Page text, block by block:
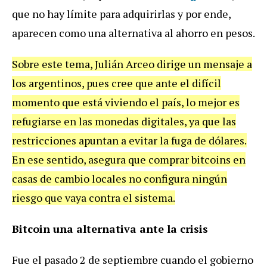
que no hay límite para adquirirlas y por ende,
aparecen como una alternativa al ahorro en pesos.
Sobre este tema, Julián Arceo dirige un mensaje a
los argentinos, pues cree que ante el difícil
momento que está viviendo el país, lo mejor es
refugiarse en las monedas digitales, ya que las
restricciones apuntan a evitar la fuga de dólares.
En ese sentido, asegura que comprar bitcoins en
casas de cambio locales no configura ningún
riesgo que vaya contra el sistema.
Bitcoin una alternativa ante la crisis
Fue el pasado 2 de septiembre cuando el gobierno